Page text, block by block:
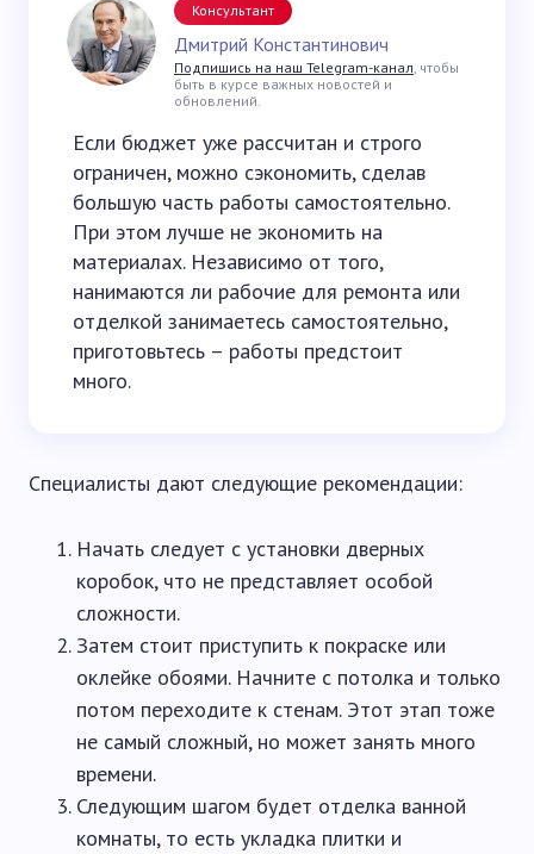
Консультант
Дмитрий Константинович
Подпишись на наш Telegram-канал, чтобы
быть в курсе важных новостей и
обновлений.
Если бюджет уже рассчитан и строго
ограничен, можно сэкономить, сделав
большую часть работы самостоятельно.
При этом лучше не экономить на
материалах. Независимо от того,
нанимаются ли рабочие для ремонта или
отделкой занимаетесь самостоятельно,
приготовьтесь – работы предстоит
много.
Специалисты дают следующие рекомендации:
Начать следует с установки дверных
коробок, что не представляет особой
сложности.
Затем стоит приступить к покраске или
оклейке обоями. Начните с потолка и только
потом переходите к стенам. Этот этап тоже
не самый сложный, но может занять много
времени.
Следующим шагом будет отделка ванной
комнаты, то есть укладка плитки и